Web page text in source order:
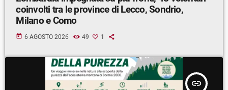
coinvolti tra le province di Lecco, Sondrio,
Milano e Como
today 6 AGOSTO 2026 49 1
insert_link